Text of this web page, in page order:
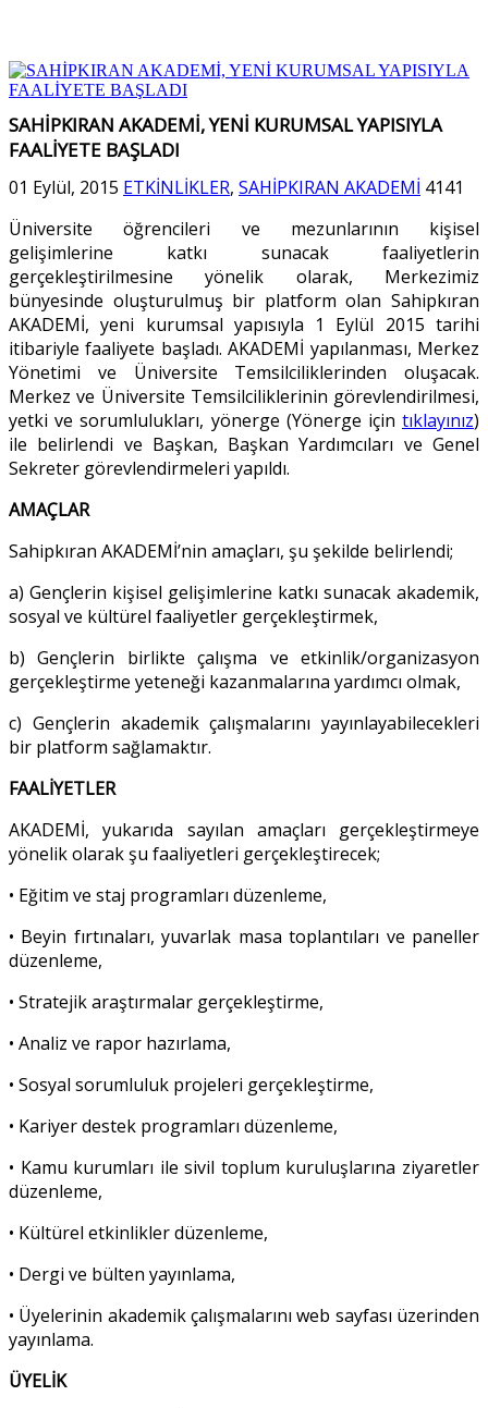
SAHİPKIRAN AKADEMİ, YENİ KURUMSAL YAPISIYLA
FAALİYETE BAŞLADI
01 Eylül, 2015 ETKİNLİKLER, SAHİPKIRAN AKADEMİ 4141
Üniversite öğrencileri ve mezunlarının kişisel
gelişimlerine katkı sunacak faaliyetlerin
gerçekleştirilmesine yönelik olarak, Merkezimiz
bünyesinde oluşturulmuş bir platform olan Sahipkıran
AKADEMİ, yeni kurumsal yapısıyla 1 Eylül 2015 tarihi
itibariyle faaliyete başladı. AKADEMİ yapılanması, Merkez
Yönetimi ve Üniversite Temsilciliklerinden oluşacak.
Merkez ve Üniversite Temsilciliklerinin görevlendirilmesi,
yetki ve sorumlulukları, yönerge (Yönerge için tıklayınız)
ile belirlendi ve Başkan, Başkan Yardımcıları ve Genel
Sekreter görevlendirmeleri yapıldı.
AMAÇLAR
Sahipkıran AKADEMİ’nin amaçları, şu şekilde belirlendi;
a) Gençlerin kişisel gelişimlerine katkı sunacak akademik,
sosyal ve kültürel faaliyetler gerçekleştirmek,
b) Gençlerin birlikte çalışma ve etkinlik/organizasyon
gerçekleştirme yeteneği kazanmalarına yardımcı olmak,
c) Gençlerin akademik çalışmalarını yayınlayabilecekleri
bir platform sağlamaktır.
FAALİYETLER
AKADEMİ, yukarıda sayılan amaçları gerçekleştirmeye
yönelik olarak şu faaliyetleri gerçekleştirecek;
• Eğitim ve staj programları düzenleme,
• Beyin fırtınaları, yuvarlak masa toplantıları ve paneller
düzenleme,
• Stratejik araştırmalar gerçekleştirme,
• Analiz ve rapor hazırlama,
• Sosyal sorumluluk projeleri gerçekleştirme,
• Kariyer destek programları düzenleme,
• Kamu kurumları ile sivil toplum kuruluşlarına ziyaretler
düzenleme,
• Kültürel etkinlikler düzenleme,
• Dergi ve bülten yayınlama,
• Üyelerinin akademik çalışmalarını web sayfası üzerinden
yayınlama.
ÜYELİK